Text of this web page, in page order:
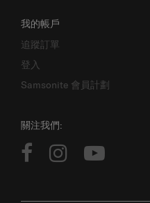
追蹤訂單
登入
Samsonite 會員計劃